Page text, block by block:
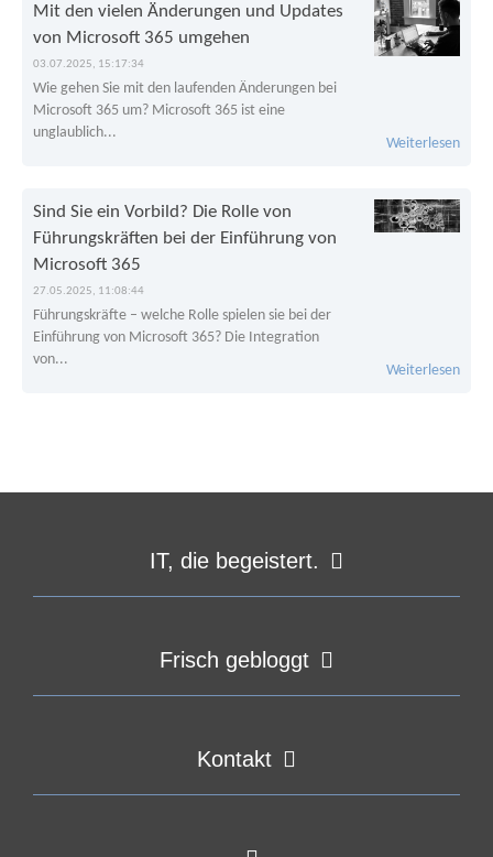
Mit den vielen Änderungen und Updates
von Microsoft 365 umgehen
03.07.2025, 15:17:34
Wie gehen Sie mit den laufenden Änderungen bei
Microsoft 365 um? Microsoft 365 ist eine
unglaublich...
Weiterlesen
Sind Sie ein Vorbild? Die Rolle von
Führungskräften bei der Einführung von
Microsoft 365
27.05.2025, 11:08:44
Führungskräfte – welche Rolle spielen sie bei der
Einführung von Microsoft 365? Die Integration
von...
Weiterlesen
IT, die begeistert.
Frisch gebloggt
Kontakt